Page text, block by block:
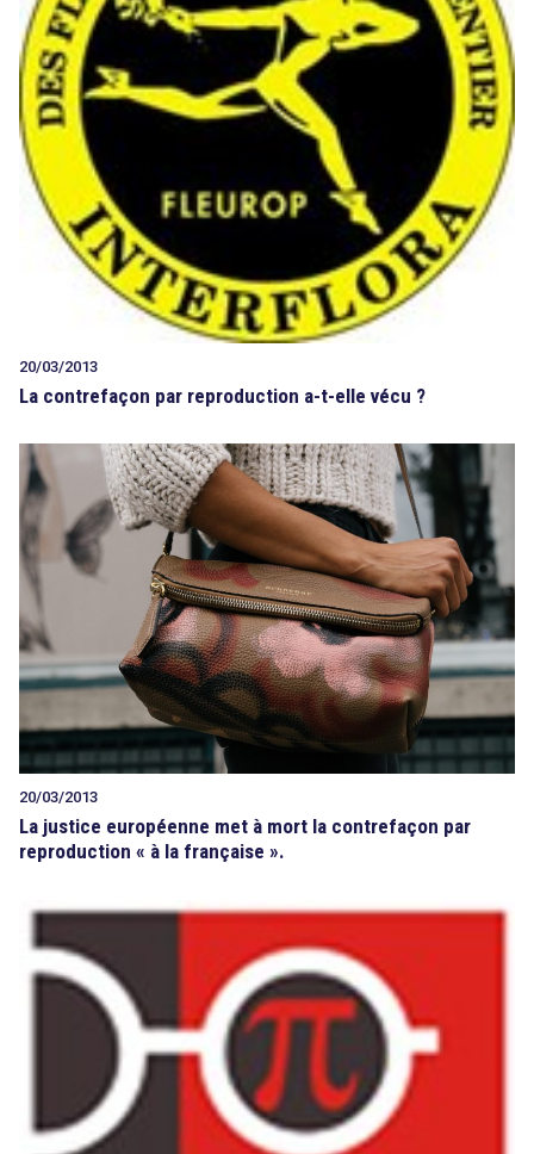
20/03/2013
La contrefaçon par reproduction a-t-elle vécu ?
20/03/2013
La justice européenne met à mort la contrefaçon par
reproduction « à la française ».